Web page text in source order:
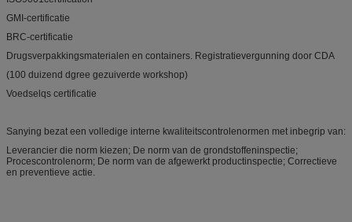
GMI-certificatie
BRC-certificatie
Drugsverpakkingsmaterialen en containers. Registratievergunning door CDA
(100 duizend dgree gezuiverde workshop)
Voedselqs certificatie
Sanying bezat een volledige interne kwaliteitscontrolenormen met inbegrip van:
Leverancier die norm kiezen; De norm van de grondstoffeninspectie;
Procescontrolenorm; De norm van de afgewerkt productinspectie; Correctieve
en preventieve actie.